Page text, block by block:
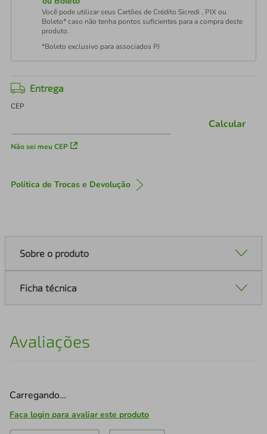
Você pode utilizar seus Cartões de Crédito Sicredi , PIX ou
Boleto* caso não tenha pontos suficientes para a compra deste
produto.
*Boleto exclusivo para associados PJ
Entrega
CEP
Não sei meu CEP
Calcular
Política de Trocas e Devolução
Sobre o produto
Ficha técnica
Avaliações
Carregando…
Faça login para avaliar este produto